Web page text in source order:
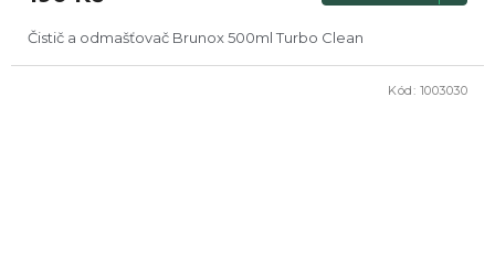
z
Čistič a odmašťovač Brunox 500ml Turbo Clean
Kód: 1003030